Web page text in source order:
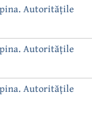
Autoritățile
Autoritățile
Autoritățile